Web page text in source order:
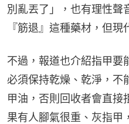
別亂丟了」，也有理性聲
『筋退』這種藥材，但現
不過，報道也介紹指甲要
必須保持乾燥、乾淨，不
甲油，否則回收者會直接
果有人腳氣很重、灰指甲